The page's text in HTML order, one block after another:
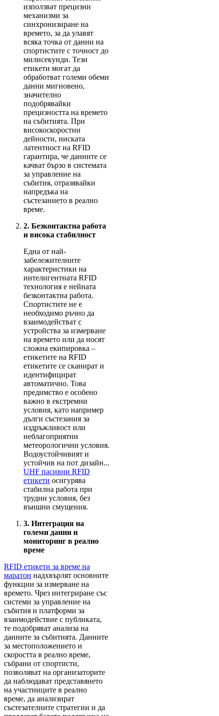
използват прецизни
механизми за
синхронизиране на
времето, за да улавят
всяка точка от данни на
спортистите с точност до
милисекунди. Тези
етикети могат да
обработват големи обеми
данни мигновено,
значително
подобрявайки
прецизността на времето
на събитията. При
високоскоростни
дейности, ниската
латентност на RFID
гарантира, че данните се
качват бързо в системата
за управление на
събития, отразявайки
напредъка на
състезанието в реално
време.
2. Безконтактна работа
и висока стабилност
Една от най-
забележителните
характеристики на
интелигентната RFID
технология е нейната
безконтактна работа.
Спортистите не е
необходимо ръчно да
взаимодействат с
устройства за измерване
на времето или да носят
сложна екипировка –
етикетите на RFID
етикетите се сканират и
идентифицират
автоматично. Това
предимство е особено
важно в екстремни
условия, като например
дълги състезания за
издръжливост или
неблагоприятни
метеорологични условия.
Водоустойчивият и
устойчив на пот дизайн...
UHF пасивни RFID
етикети осигурява
стабилна работа при
трудни условия, без
външни смущения.
3. Интеграция на
големи данни и
мониторинг в реално
време
RFID етикети за време на
маратон надхвърлят основните
функции за измерване на
времето. Чрез интегриране със
системи за управление на
събития и платформи за
взаимодействие с публиката,
те подобряват анализа на
данните за събитията. Данните
за местоположението и
скоростта в реално време,
събрани от спортисти,
позволяват на организаторите
да наблюдават представянето
на участниците в реално
време, да анализират
състезателните стратегии и да